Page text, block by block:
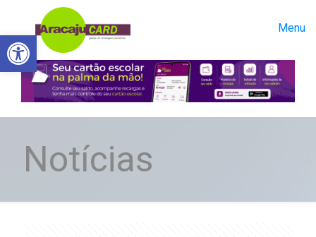
Abrir a barra de ferramentas
Menu
Notícias